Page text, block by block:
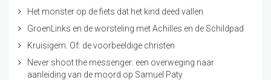
Het monster op de fiets dat het kind deed vallen
GroenLinks en de worsteling met Achilles en de Schildpad
Kruisigem. Of: de voorbeeldige christen
Never shoot the messenger: een overweging naar
aanleiding van de moord op Samuel Paty